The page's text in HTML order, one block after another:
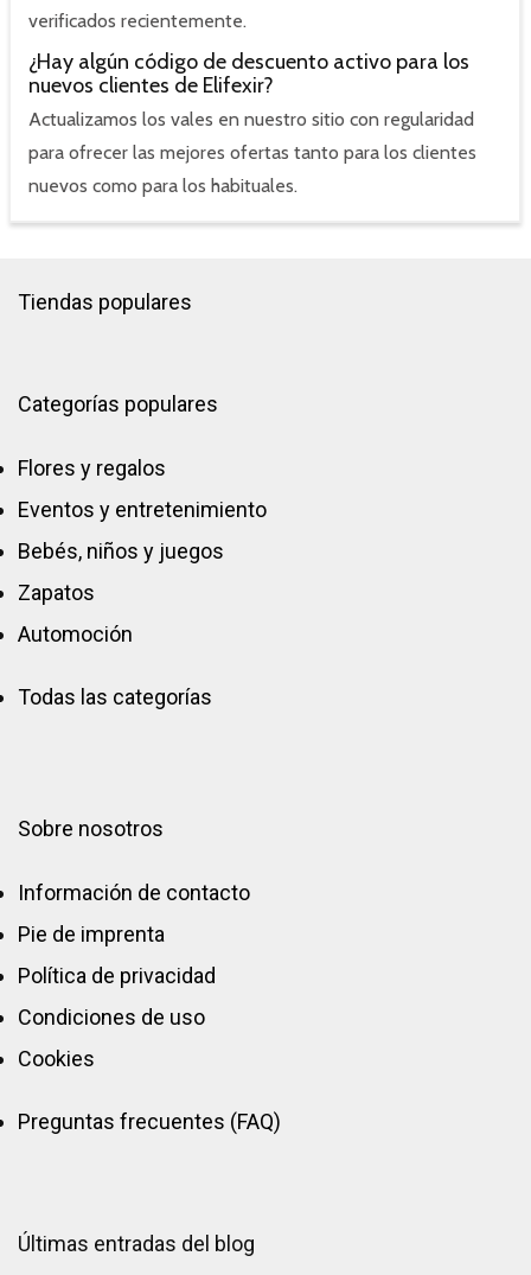
verificados recientemente.
¿Hay algún código de descuento activo para los
nuevos clientes de Elifexir?
Actualizamos los vales en nuestro sitio con regularidad
para ofrecer las mejores ofertas tanto para los clientes
nuevos como para los habituales.
Tiendas populares
Categorías populares
Flores y regalos
Eventos y entretenimiento
Bebés, niños y juegos
Zapatos
Automoción
Todas las categorías
Sobre nosotros
Información de contacto
Pie de imprenta
Política de privacidad
Condiciones de uso
Cookies
Preguntas frecuentes (FAQ)
Últimas entradas del blog